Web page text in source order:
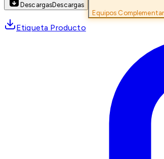
DescargasDescargas
Equipos
Etiqueta Producto